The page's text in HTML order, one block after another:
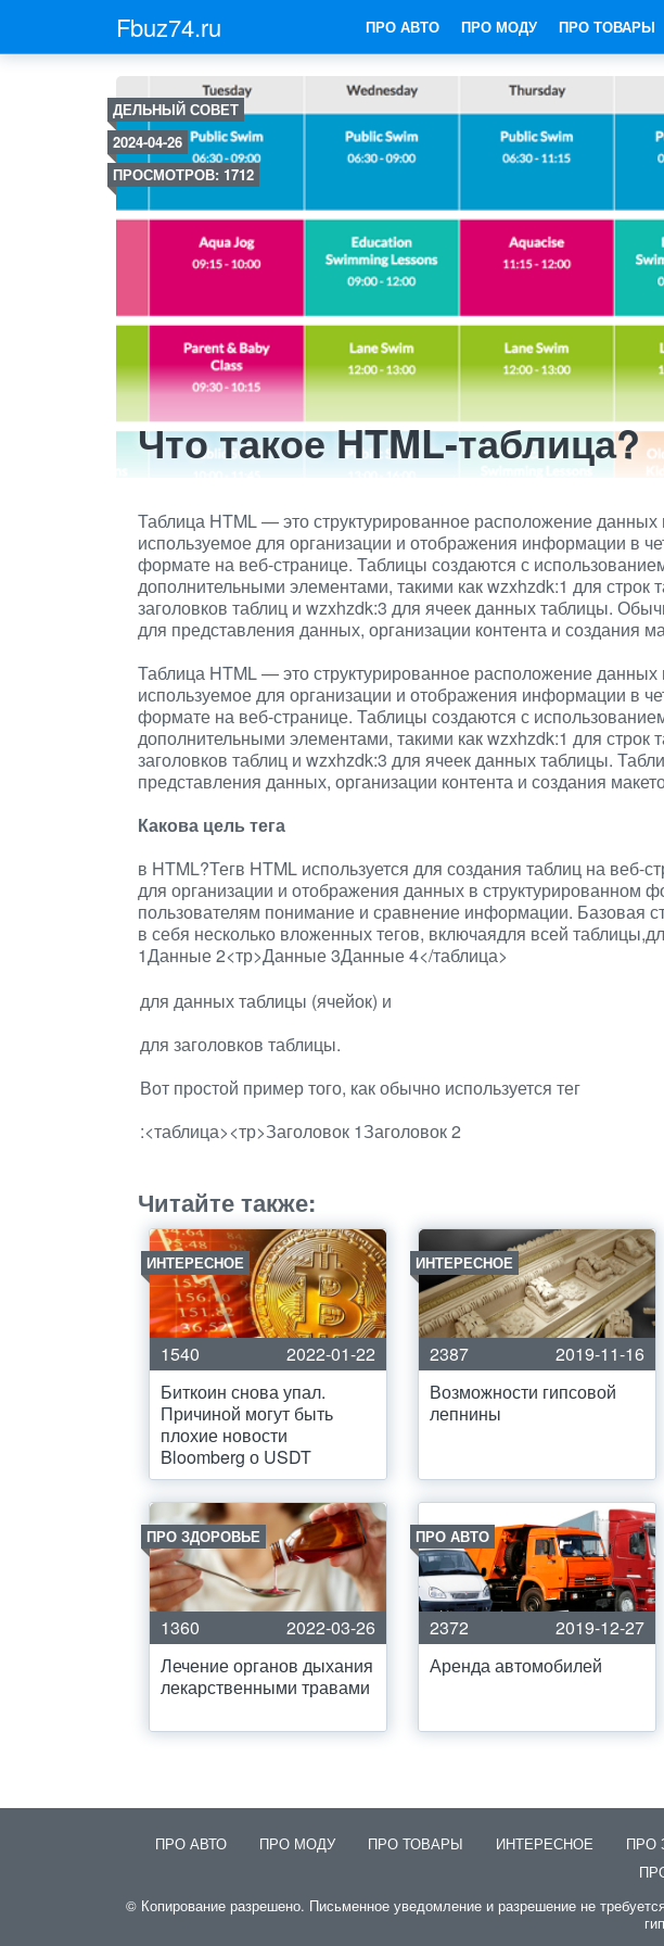
Fbuz74.ru ПРО АВТО ПРО МОДУ ПРО ТОВАРЫ
ДЕЛЬНЫЙ СОВЕТ
2024-04-26
ПРОСМОТРОВ: 1712
Что такое HTML-таблица?
Таблица HTML — это структурированное расположение данных
используемое для организации и отображения информации в
формате на веб-странице. Таблицы создаются с
дополнительными элементами, такими как wzxhzdk:1 для строк
заголовков таблиц и wzxhzdk:3 для ячеек данных таблицы.
для представления данных, организации контента и создания
Таблица HTML — это структурированное расположение данных
используемое для организации и отображения информации в
формате на веб-странице. Таблицы создаются с
дополнительными элементами, такими как wzxhzdk:1 для строк
заголовков таблиц и wzxhzdk:3 для ячеек данных таблицы.
представления данных, организации контента и создания
Какова цель тега
в HTML?Тегв HTML используется для создания таблиц на веб-
для организации и отображения данных в структурированном
пользователям понимание и сравнение информации. Базовая
в себя несколько вложенных тегов, включаядля всей
1Данные 2<тр>Данные 3Данные 4</таблица>
для данных таблицы (ячейок) и
для заголовков таблицы.
Вот простой пример того, как обычно используется тег
:<таблица><тр>Заголовок 1Заголовок 2
Читайте также:
ИНТЕРЕСНОЕ
1540
2022-01-22
Биткоин снова упал.
Причиной могут быть
плохие новости
Bloomberg о USDT
ИНТЕРЕСНОЕ
2387
2019-11-16
Возможности гипсовой
лепнины
ПРО ЗДОРОВЬЕ
1360
2022-03-26
Лечение органов дыхания
лекарственными травами
ПРО АВТО
2372
2019-12-27
Аренда автомобилей
ПРО АВТО ПРО МОДУ ПРО ТОВАРЫ ИНТЕРЕСНОЕ ПРО
© Копирование разрешено. Письменное уведомление и разрешение не